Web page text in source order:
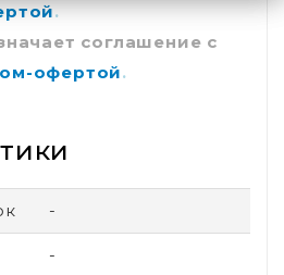
.
соглашение с
офертой.
-
-